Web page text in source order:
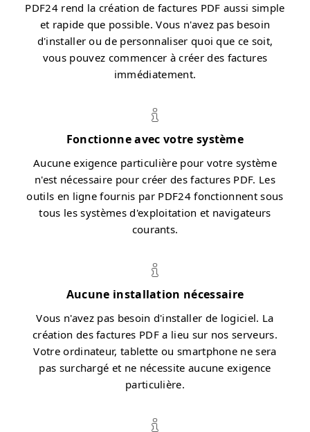
PDF24 rend la création de factures PDF aussi simple
et rapide que possible. Vous n'avez pas besoin
d'installer ou de personnaliser quoi que ce soit,
vous pouvez commencer à créer des factures
immédiatement.
Fonctionne avec votre système
Aucune exigence particulière pour votre système
n'est nécessaire pour créer des factures PDF. Les
outils en ligne fournis par PDF24 fonctionnent sous
tous les systèmes d'exploitation et navigateurs
courants.
Aucune installation nécessaire
Vous n'avez pas besoin d'installer de logiciel. La
création des factures PDF a lieu sur nos serveurs.
Votre ordinateur, tablette ou smartphone ne sera
pas surchargé et ne nécessite aucune exigence
particulière.